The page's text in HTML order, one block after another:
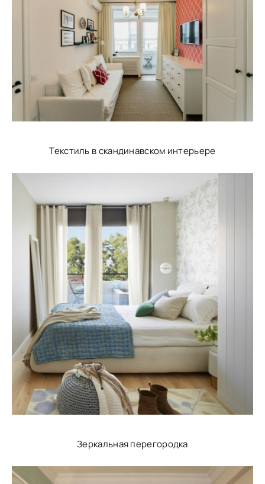
Текстиль в скандинавском интерьере
Зеркальная перегородка